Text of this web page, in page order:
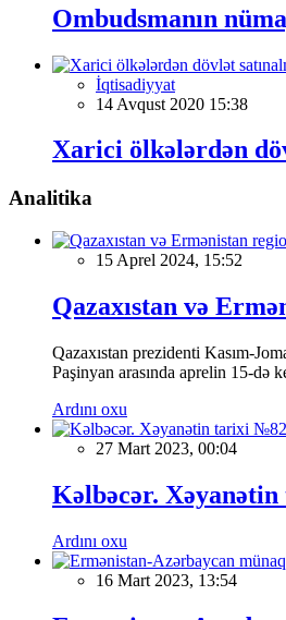
Ombudsmanın
İqtisadiyyat
14 Avqust 2020 15:38
Xarici ölkələrdən
Analitika
15 Aprel 2024, 15:52
Qazaxıstan və
Qazaxıstan prezidenti Kasım-
Paşinyan arasında aprelin 15-də
Ardını oxu
27 Mart 2023, 00:04
Kəlbəcər.
Ardını oxu
16 Mart 2023, 13:54